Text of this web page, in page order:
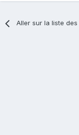
Aller sur la liste des